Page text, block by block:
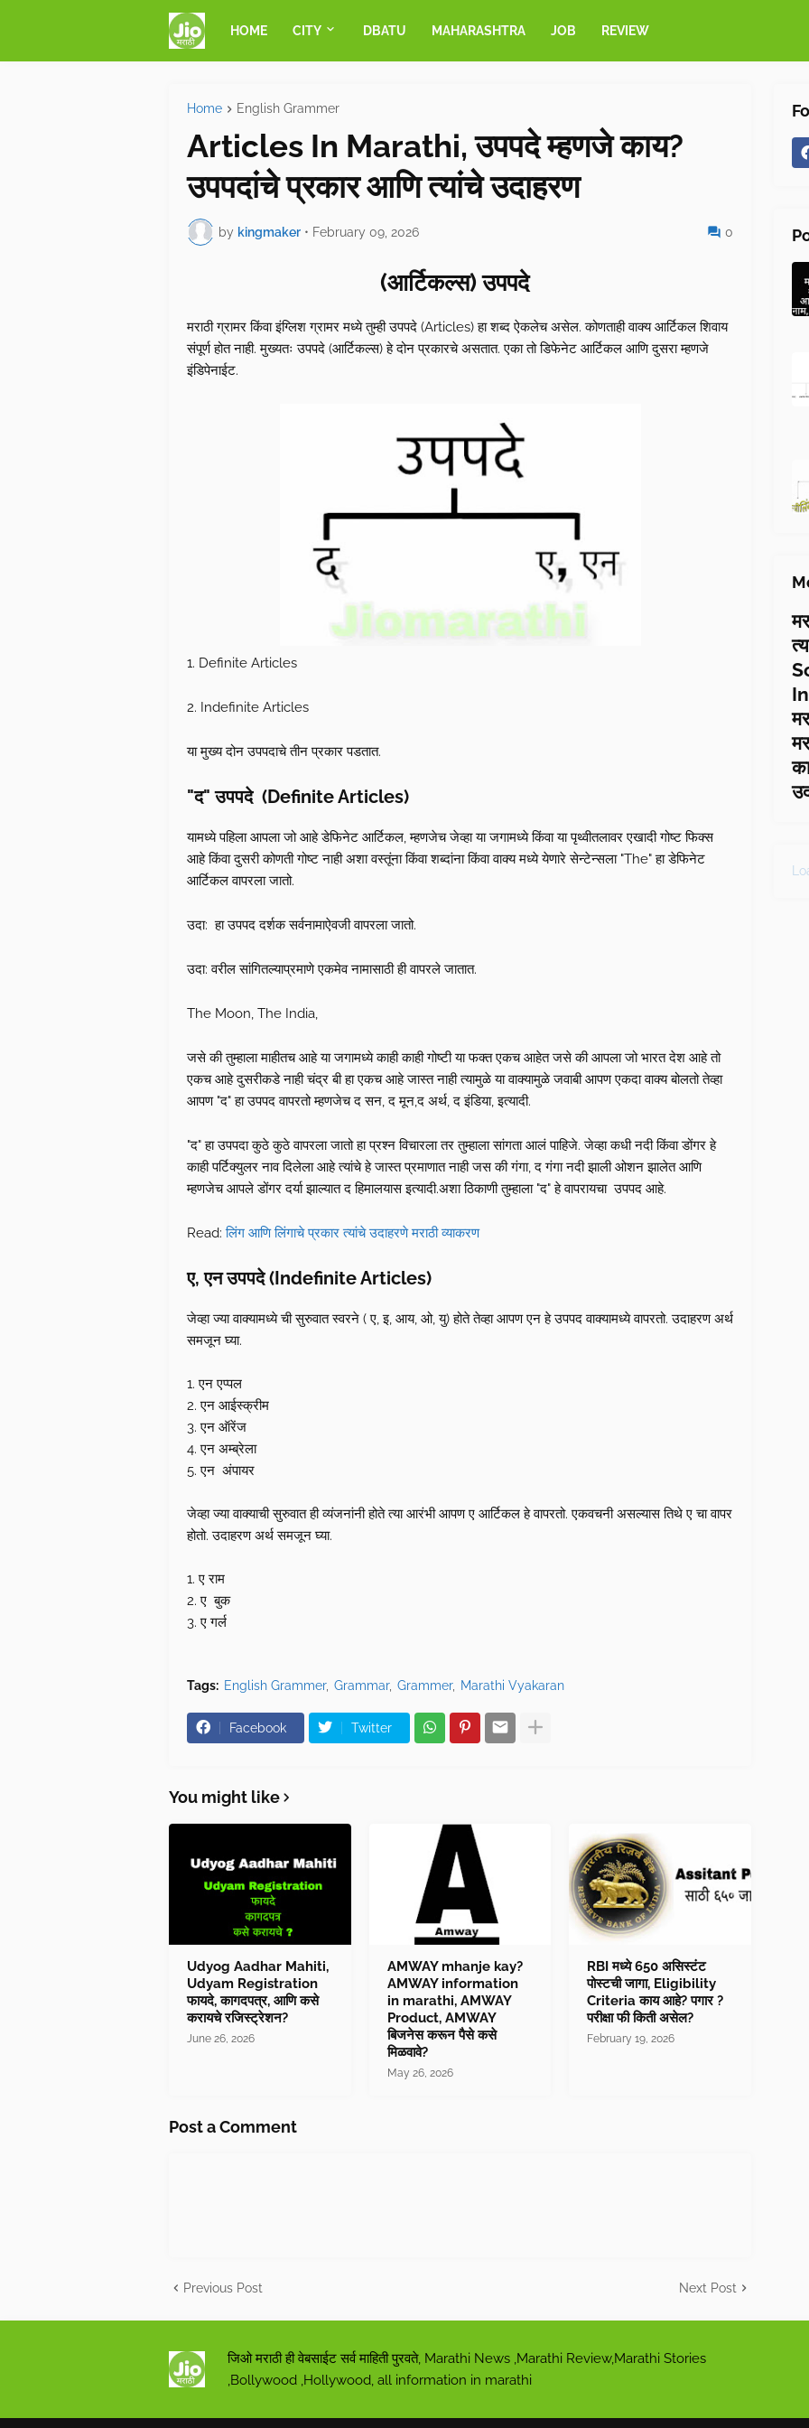
HOME CITY DBATU MAHARASHTRA JOB REVIEW
Home English Grammer
Articles In Marathi, उपपदे म्हणजे काय?
उपपदांचे प्रकार आणि त्यांचे उदाहरण
by kingmaker • February 09, 2026 0
(आर्टिकल्स) उपपदे
मराठी ग्रामर किंवा इंग्लिश ग्रामर मध्ये तुम्ही उपपदे (Articles) हा शब्द ऐकलेच असेल. कोणताही वाक्य आर्टिकल शिवाय
संपूर्ण होत नाही. मुख्यतः उपपदे (आर्टिकल्स) हे दोन प्रकारचे असतात. एका तो डिफेनेट आर्टिकल आणि दुसरा म्हणजे
इंडिपेनाईट.
1. Definite Articles
2. Indefinite Articles
या मुख्य दोन उपपदाचे तीन प्रकार पडतात.
"द" उपपदे (Definite Articles)
यामध्ये पहिला आपला जो आहे डेफिनेट आर्टिकल, म्हणजेच जेव्हा या जगामध्ये किंवा या पृथ्वीतलावर एखादी गोष्ट फिक्स
आहे किंवा दुसरी कोणती गोष्ट नाही अशा वस्तूंना किंवा शब्दांना किंवा वाक्य मध्ये येणारे सेन्टेन्सला "The" हा डेफिनेट
आर्टिकल वापरला जातो.
उदा: हा उपपद दर्शक सर्वनामाऐवजी वापरला जातो.
उदा: वरील सांगितल्याप्रमाणे एकमेव नामासाठी ही वापरले जातात.
The Moon, The India,
जसे की तुम्हाला माहीतच आहे या जगामध्ये काही काही गोष्टी या फक्त एकच आहेत जसे की आपला जो भारत देश आहे तो
एकच आहे दुसरीकडे नाही चंद्र बी हा एकच आहे जास्त नाही त्यामुळे या वाक्यामुळे जवाबी आपण एकदा वाक्य बोलतो तेव्हा
आपण "द" हा उपपद वापरतो म्हणजेच द सन, द मून,द अर्थ, द इंडिया, इत्यादी.
"द" हा उपपदा कुठे कुठे वापरला जातो हा प्रश्न विचारला तर तुम्हाला सांगता आलं पाहिजे. जेव्हा कधी नदी किंवा डोंगर हे
काही पर्टिक्युलर नाव दिलेला आहे त्यांचे हे जास्त प्रमाणात नाही जस की गंगा, द गंगा नदी झाली ओशन झालेत आणि
म्हणजेच आपले डोंगर दर्या झाल्यात द हिमालयास इत्यादी.अशा ठिकाणी तुम्हाला "द" हे वापरायचा उपपद आहे.
Read:लिंग आणि लिंगाचे प्रकार त्यांचे उदाहरणे मराठी व्याकरण
ए, एन उपपदे (Indefinite Articles)
जेव्हा ज्या वाक्यामध्ये ची सुरुवात स्वरने ( ए, इ, आय, ओ, यु) होते तेव्हा आपण एन हे उपपद वाक्यामध्ये वापरतो. उदाहरण अर्थ
समजून घ्या.
1. एन एप्पल
2. एन आईस्क्रीम
3. एन ऑरेंज
4. एन अम्ब्रेला
5. एन अंपायर
जेव्हा ज्या वाक्याची सुरुवात ही व्यंजनांनी होते त्या आरंभी आपण ए आर्टिकल हे वापरतो. एकवचनी असल्यास तिथे ए चा वापर
होतो. उदाहरण अर्थ समजून घ्या.
1. ए राम
2. ए बुक
3. ए गर्ल
Tags: English Grammer Grammar Grammer Marathi Vyakaran
Facebook Twitter
You might like
Udyog Aadhar Mahiti,
Udyam Registration
फायदे, कागदपत्र, आणि कसे
करायचे रजिस्ट्रेशन?
June 26, 2026
AMWAY mhanje kay?
AMWAY information
in marathi, AMWAY
Product, AMWAY
बिजनेस करून पैसे कसे
मिळवावे?
May 26, 2026
RBI मध्ये 650 असिस्टंट
पोस्टची जागा, Eligibility
Criteria काय आहे? पगार ?
परीक्षा फी किती असेल?
February 19, 2026
Post a Comment
Previous Post Next Post
जिओ मराठी ही वेबसाईट सर्व माहिती पुरवते, Marathi News ,Marathi Review,Marathi Stories
,Bollywood ,Hollywood, all information in marathi